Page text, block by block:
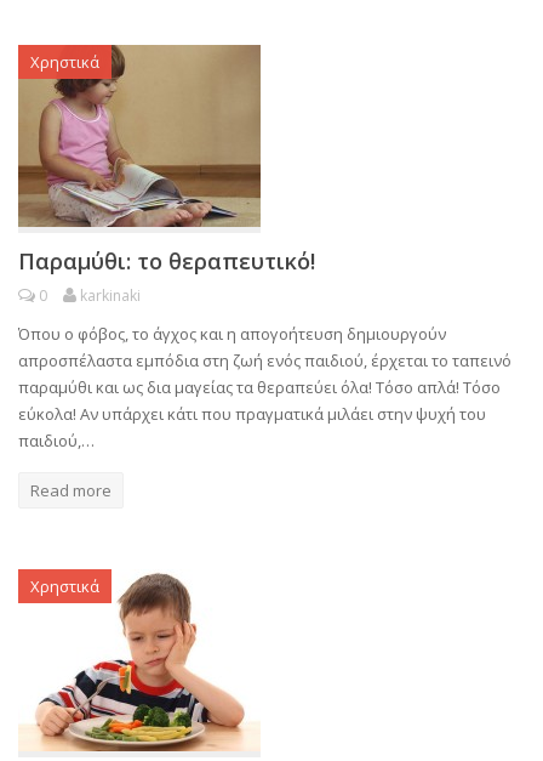
Χρηστικά
Παραμύθι: το θεραπευτικό!
0 karkinaki
Όπου ο φόβος, το άγχος και η απογοήτευση δημιουργούν
απροσπέλαστα εμπόδια στη ζωή ενός παιδιού, έρχεται το ταπεινό
παραμύθι και ως δια μαγείας τα θεραπεύει όλα! Τόσο απλά! Τόσο
εύκολα! Αν υπάρχει κάτι που πραγματικά μιλάει στην ψυχή του
παιδιού,…
Read more
Χρηστικά